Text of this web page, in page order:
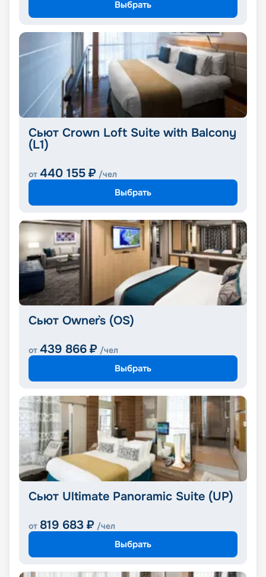
Выбрать
Сьют Crown Loft Suite with Balcony
(L1)
от 440 155 ₽ /чел
Выбрать
Сьют Owner`s (OS)
от 439 866 ₽ /чел
Выбрать
Сьют Ultimate Panoramic Suite (UP)
от 819 683 ₽ /чел
Выбрать